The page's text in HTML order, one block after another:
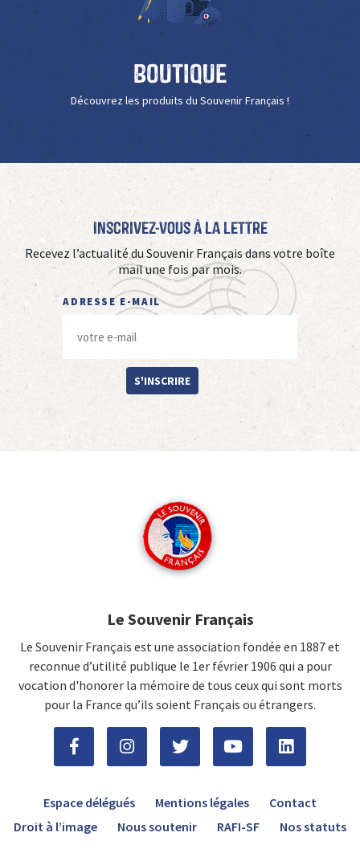
Boutique
Découvrez les produits du Souvenir Français !
Inscrivez-vous à La Lettre
Recevez l’actualité du Souvenir Français dans votre boîte
mail une fois par mois.
ADRESSE E-MAIL
S'INSCRIRE
Le Souvenir Français
Le Souvenir Français est une association fondée en 1887 et
reconnue d’utilité publique le 1er février 1906 qui a pour
vocation d'honorer la mémoire de tous ceux qui sont morts
pour la France qu’ils soient Français ou étrangers.
Espace délégués Mentions légales
Contact
Droit à l’image
Nous soutenir RAFI-SF Nos statuts